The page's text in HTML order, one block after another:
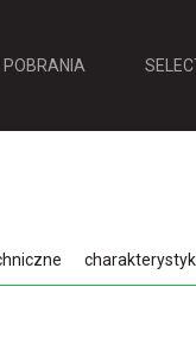
POBRANIA